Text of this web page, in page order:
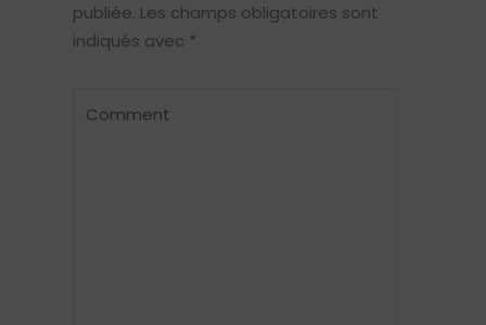
publiée. Les champs obligatoires sont
indiqués avec *